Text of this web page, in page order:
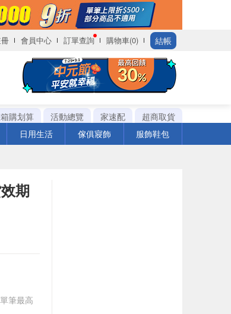
會員中心 訂單查詢 購物車(0) 結帳
購划算 活動總覽 家速配
超商取貨
日用生活 傢俱寢飾 服飾鞋包
期
筆最高